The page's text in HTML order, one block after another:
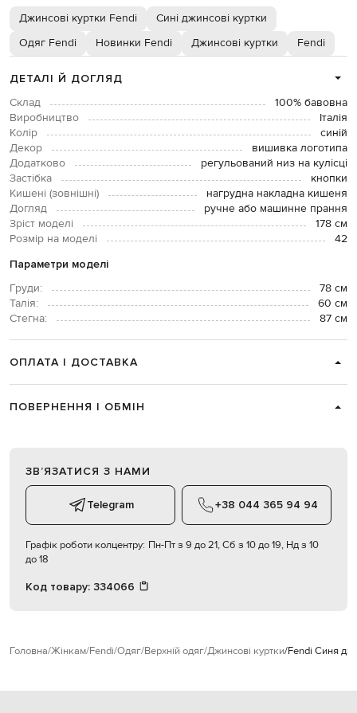
Джинсові куртки Fendi
Сині джинсові куртки
Одяг Fendi
Новинки Fendi Джинсові куртки Fendi
ДЕТАЛІ Й ДОГЛЯД
Склад
100% бавовна
Виробництво
Італія
Колір
синій
Декор
вишивка логотипа
Додатково
регульований низ на кулісці
Застібка
кнопки
Кишені (зовнішні)
нагрудна накладна кишеня
Догляд
ручне або машинне прання
Зріст моделі
178 см
Розмір на моделі
42
Параметри моделі
Груди:
78 см
Талія:
60 см
Стегна:
87 см
ОПЛАТА І ДОСТАВКА
ПОВЕРНЕННЯ І ОБМІН
ЗВʼЯЗАТИСЯ З НАМИ
Telegram +38 044 365 94 94
Графік роботи колцентру: Пн-Пт з 9 до 21, Сб з 10 до 19, Нд з 10
до 18
Код товару: 334066
Головна Жінкам Fendi Одяг Верхній одяг Джинсові куртки Fendi Синя